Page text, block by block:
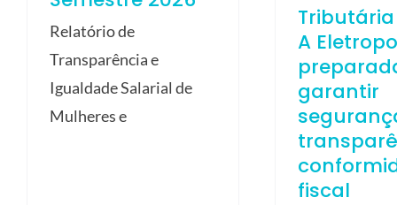
Relatório de
Transparência e
Igualdade Salarial de
Mulheres e
A
garantir
fiscal